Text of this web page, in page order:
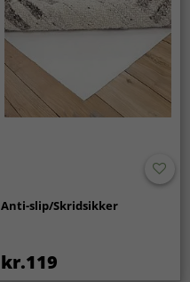
Anti-slip/Skridsikker
kr.119